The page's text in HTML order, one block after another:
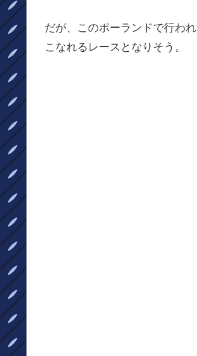
だが、このポーランドで行わ
こなれるレースとなりそう。